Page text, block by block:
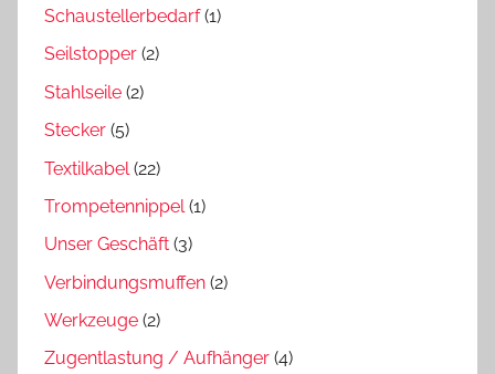
Schaustellerbedarf(1)
Seilstopper (2)
Stahlseile (2)
Stecker (5)
Textilkabel (22)
Trompetennippel(1)
Unser Geschäft (3)
Verbindungsmuffen (2)
Werkzeuge (2)
Zugentlastung / Aufhänger (4)